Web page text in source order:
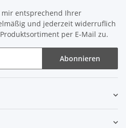
mir entsprechend Ihrer
und jederzeit widerruflich
per E-Mail zu.
Abonnieren